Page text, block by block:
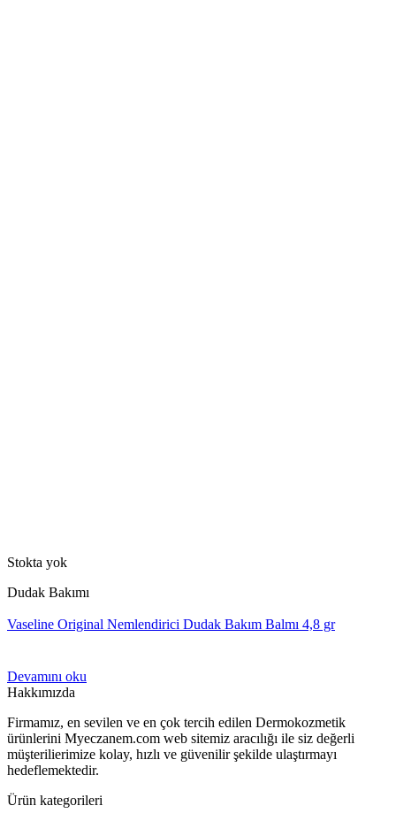
Stokta yok
Dudak Bakımı
Vaseline Original Nemlendirici Dudak Bakım Balmı 4,8 gr
Devamını oku
Hakkımızda
Firmamız, en sevilen ve en çok tercih edilen Dermokozmetik
ürünlerini Myeczanem.com web sitemiz aracılığı ile siz değerli
müşterilierimize kolay, hızlı ve güvenilir şekilde ulaştırmayı
hedeflemektedir.
Ürün kategorileri